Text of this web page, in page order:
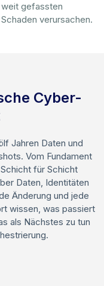
gefassten
verursachen.
Cyber-
Jahren Daten und
Vom Fundament
für Schicht
Daten, Identitäten
Änderung und jede
wissen, was passiert
als Nächstes zu tun